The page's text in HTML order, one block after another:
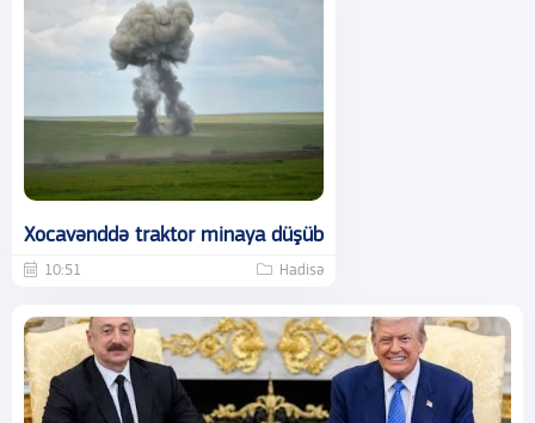
Xocavənddə traktor minaya düşüb
10:51 Hadisə